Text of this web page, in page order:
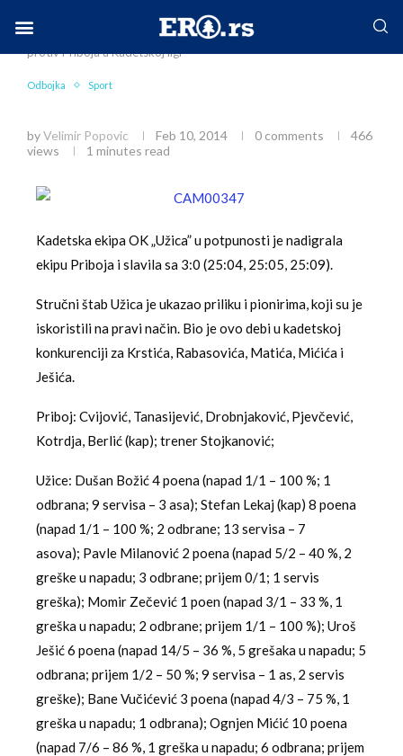
Home Odbojka
Ubedljiva pobeda
protiv Priboja u Kadetskoj ligi
Odbojka Sport
byVelimir Popovic Feb 10, 2014 0 comments
466
views
1 minutes read
Kadetska ekipa OK „Užica” u potpunosti je nadigrala
ekipu Priboja i slavila sa 3:0 (25:04, 25:05, 25:09).
Stručni štab Užica je ukazao priliku i pionirima, koji su je
iskoristili na pravi način. Bio je ovo debi u kadetskoj
konkurenciji za Krstića, Rabasovića, Matića, Mićića i
Ješića.
Priboj: Cvijović, Tanasijević, Drobnjaković, Pjevčević,
Kotrdja, Berlić (kap); trener Stojkanović;
Užice: Dušan Božić 4 poena (napad 1/1 – 100 %; 1
odbrana; 9 servisa – 3 asa); Stefan Lekaj (kap) 8 poena
(napad 1/1 – 100 %; 2 odbrane; 13 servisa – 7
asova); Pavle Milanović 2 poena (napad 5/2 – 40 %, 2
greške u napadu; 3 odbrane; prijem 0/1; 1 servis
greška); Momir Zečević 1 poen (napad 3/1 – 33 %, 1
greška u napadu; 2 odbrane; prijem 1/1 – 100 %); Uroš
Ješić 6 poena (napad 14/5 – 36 %, 5 grešaka u napadu; 5
odbrana; prijem 1/2 – 50 %; 9 servisa – 1 as, 2 servis
greške); Bane Vučićević 3 poena (napad 4/3 – 75 %, 1
greška u napadu; 1 odbrana); Ognjen Mićić 10 poena
(napad 7/6 – 86 %, 1 greška u napadu; 6 odbrana; prijem